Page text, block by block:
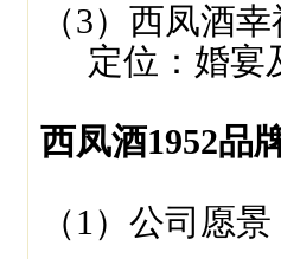
（3）西凤酒
定位：婚宴
西凤酒1952品
（1）公司愿